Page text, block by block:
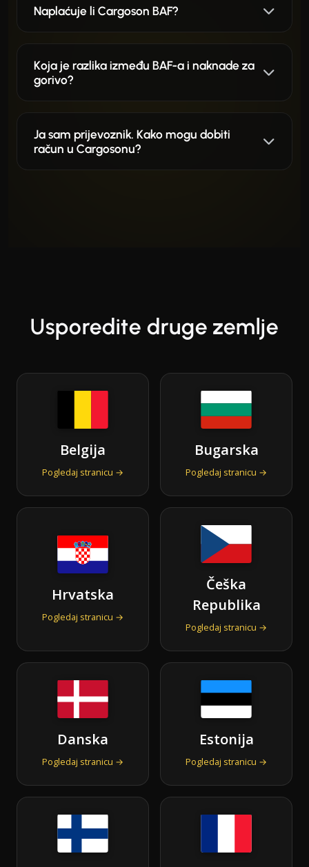
Naplaćuje li Cargoson BAF?
Koja je razlika između BAF-a i naknade za
gorivo?
Ja sam prijevoznik. Kako mogu dobiti
račun u Cargosonu?
Usporedite druge zemlje
Belgija
Pogledaj stranicu →
Bugarska
Pogledaj stranicu →
Hrvatska
Pogledaj stranicu →
Češka
Republika
Pogledaj stranicu →
Danska
Pogledaj stranicu →
Estonija
Pogledaj stranicu →